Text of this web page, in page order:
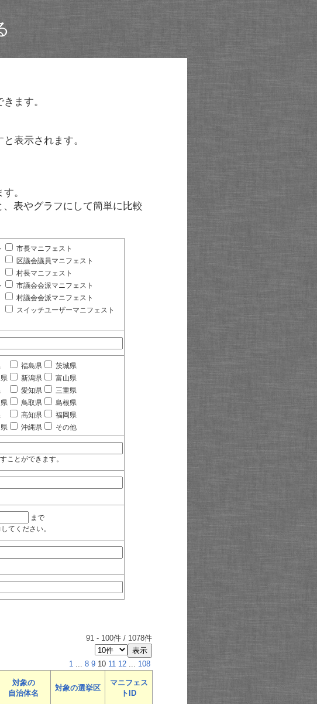
ます。
表示されます。
。
表やグラフにして簡単に比較
市長マニフェスト
区議会議員マニフェスト
村長マニフェスト
市議会会派マニフェスト
村議会会派マニフェスト
スイッチユーザーマニフェスト
福島県
茨城県
新潟県
富山県
愛知県
三重県
鳥取県
島根県
高知県
福岡県
沖縄県 その他
ことができます。
まで
ください。
91 - 100件 / 1078件
1 ... 8 9 10 11 12 ... 108
対象の
自治体名
対象の選挙区
マニフェス
トID